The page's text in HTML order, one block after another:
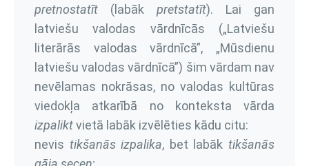
pretnostatīt (labāk pretstatīt). Lai gan
latviešu valodas vārdnīcās („Latviešu
literārās valodas vārdnīcā”, „Mūsdienu
latviešu valodas vārdnīcā”) šim vārdam nav
nevēlamas nokrāsas, no valodas kultūras
viedokļa atkarībā no konteksta vārda
izpaliktvietā labāk izvēlēties kādu citu:
nevis tikšanās izpalika, bet labāktikšanās